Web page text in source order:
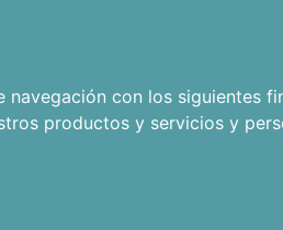
con los siguientes
productos y servicios y